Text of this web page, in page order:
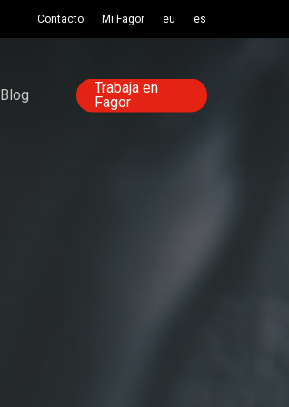
Contacto Mi Fagor eu es
Blog
Trabaja en
Fagor